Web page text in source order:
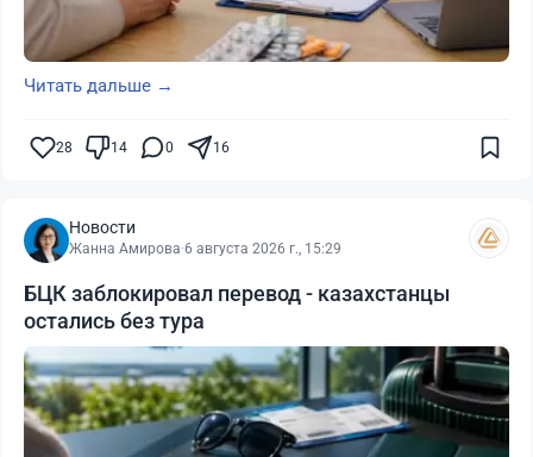
Читать дальше →
28 14 0 16
Новости
Жанна Амирова·6 августа 2026 г., 15:29
БЦК заблокировал перевод - казахстанцы
остались без тура